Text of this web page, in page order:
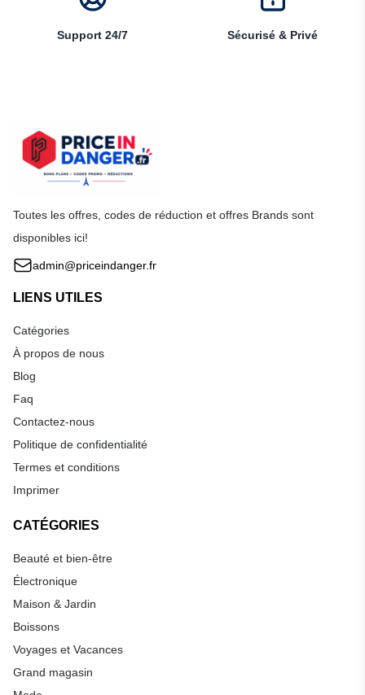
Support 24/7 Sécurisé & Privé
Toutes les offres, codes de réduction et offres Brands sont
disponibles ici!
admin@priceindanger.fr
LIENS UTILES
Catégories
À propos de nous
Blog
Faq
Contactez-nous
Politique de confidentialité
Termes et conditions
Imprimer
CATÉGORIES
Beauté et bien-être
Électronique
Maison & Jardin
Boissons
Voyages et Vacances
Grand magasin